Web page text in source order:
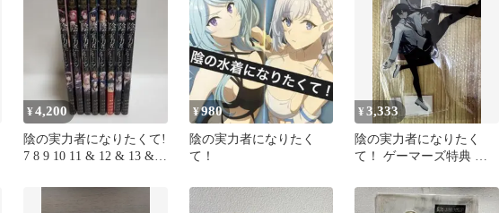
¥4,200
陰の実力者になりたくて!
7 8 9 10 11 & 12 & 13 &
¥980
陰の実力者になりたく
て！
¥3,333
陰の実力者になりたく
て！ ゲーマーズ特典 ア